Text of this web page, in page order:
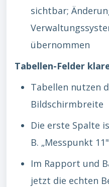
sichtbar;
übernommen
Tabellen-Felder
Tabellen nutzen
Bildschirmbreite
Die erste Spalte
B. „Messpunkt
Im Rapport und
jetzt die echten